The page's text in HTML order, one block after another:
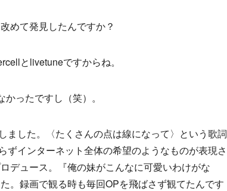
めて発見したんですか？
とlivetuneですからね。
ったですし（笑）。
ました。〈たくさんの点は線になって〉という歌詞
ずインターネット全体の希望のようなものが表現さ
デュース。『俺の妹がこんなに可愛いわけがな
。録画で観る時も毎回OPを飛ばさず観てたんです